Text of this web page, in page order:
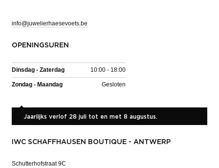
info@juwelierhaesevoets.be
OPENINGSUREN
Dinsdag - Zaterdag 10:00 - 18:00
Zondag - Maandag Gesloten
Jaarlijks verlof 28 juli tot en met 8 augustus.
IWC SCHAFFHAUSEN BOUTIQUE - ANTWERP
Schutterhofstraat 9C